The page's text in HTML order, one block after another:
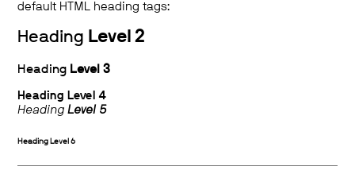
default HTML heading tags:
Heading Level 2
Heading Level 3
Heading Level 4
HeadingLevel 5
Heading Level 6